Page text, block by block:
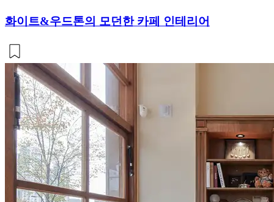
화이트&우드톤의 모던한 카페 인테리어